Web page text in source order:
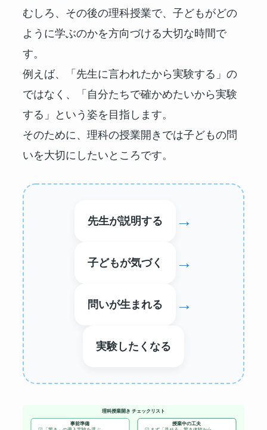
むしろ、その後の理科授業で、子どもがどの
ように学ぶのかを方向づける大切な時間で
す。
例えば、「先生に言われたから実験する」の
ではなく、「自分たちで確かめたいから実験
する」という姿を目指します。
そのために、理科の授業開きでは子どもの問
いを大切にしたいところです。
先生が説明する →
子どもが気づく →
問いが生まれる →
実験したくなる
理科授業開き チェックリスト
事前準備
授業中の工夫